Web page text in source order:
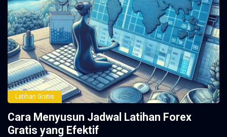
Latihan Gratis
Cara Menyusun Jadwal Latihan Forex
Gratis yang Efektif